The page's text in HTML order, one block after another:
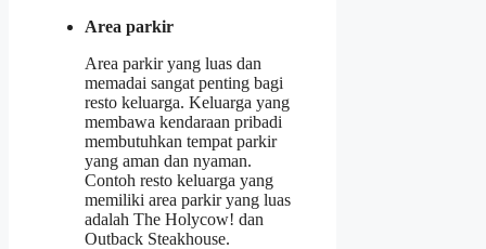
Area parkir
Area parkir yang luas dan
memadai sangat penting bagi
resto keluarga. Keluarga yang
membawa kendaraan pribadi
membutuhkan tempat parkir
yang aman dan nyaman.
Contoh resto keluarga yang
memiliki area parkir yang luas
adalah The Holycow! dan
Outback Steakhouse.